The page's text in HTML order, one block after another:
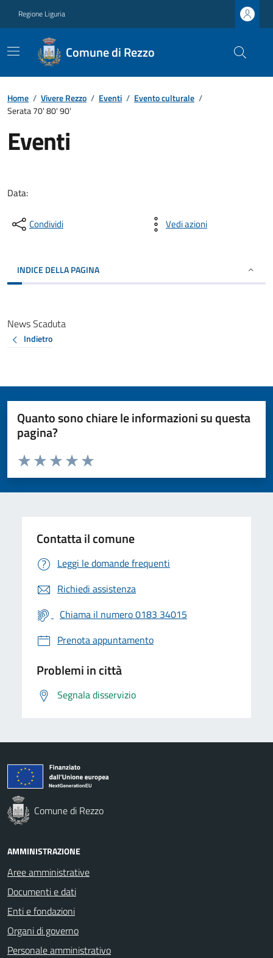
Regione Liguria
Comune di Rezzo
Home / Vivere Rezzo / Eventi / Evento culturale /
Serata 70' 80' 90'
Eventi
Data:
Condividi Vedi azioni
INDICE DELLA PAGINA
News Scaduta
Indietro
Quanto sono chiare le informazioni su questa
pagina?
Valuta da 1 a 5 stelle la pagina
Valuta 5 stelle su 5
Valuta 4 stelle su 5
Valuta 3 stelle su 5
Valuta 2 stelle su 5
Valuta 1 stelle su 5
Contatta il comune
Leggi le domande frequenti
Richiedi assistenza
Chiama il numero 0183 34015
Prenota appuntamento
Problemi in città
Segnala disservizio
Comune di Rezzo
AMMINISTRAZIONE
Aree amministrative
Documenti e dati
Enti e fondazioni
Organi di governo
Personale amministrativo